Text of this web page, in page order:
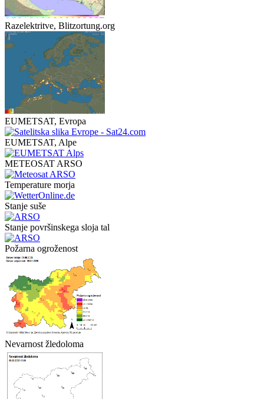
Razelektritve, Blitzortung.org
EUMETSAT, Evropa
EUMETSAT, Alpe
METEOSAT ARSO
Temperature morja
Stanje suše
Stanje površinskega sloja tal
Požarna ogroženost
Nevarnost žledoloma